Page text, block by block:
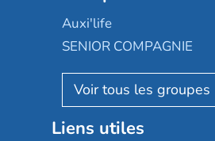
Occitalia
Appartseniors
Reseda
Stella management
Les villages d'or
Le Noble Âge
Almage
Résidalya
Groupe aplus
Auxi'life
SENIOR COMPAGNIE
AGE D'OR Services
Liens utiles